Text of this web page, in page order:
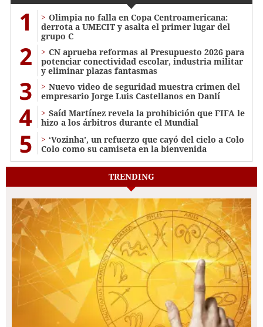
1
Olimpia no falla en Copa Centroamericana:
derrota a UMECIT y asalta el primer lugar del
grupo C
2
CN aprueba reformas al Presupuesto 2026 para
potenciar conectividad escolar, industria militar
y eliminar plazas fantasmas
3
Nuevo video de seguridad muestra crimen del
empresario Jorge Luis Castellanos en Danlí
4
Saíd Martínez revela la prohibición que FIFA le
hizo a los árbitros durante el Mundial
5
‘Vozinha’, un refuerzo que cayó del cielo a Colo
Colo como su camiseta en la bienvenida
TRENDING